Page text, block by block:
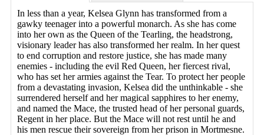
In less than a year, Kelsea Glynn has transformed from a
gawky teenager into a powerful monarch. As she has come
into her own as the Queen of the Tearling, the headstrong,
visionary leader has also transformed her realm. In her quest
to end corruption and restore justice, she has made many
enemies - including the evil Red Queen, her fiercest rival,
who has set her armies against the Tear. To protect her people
from a devastating invasion, Kelsea did the unthinkable - she
surrendered herself and her magical sapphires to her enemy,
and named the Mace, the trusted head of her personal guards,
Regent in her place. But the Mace will not rest until he and
his men rescue their sovereign from her prison in Mortmesne.